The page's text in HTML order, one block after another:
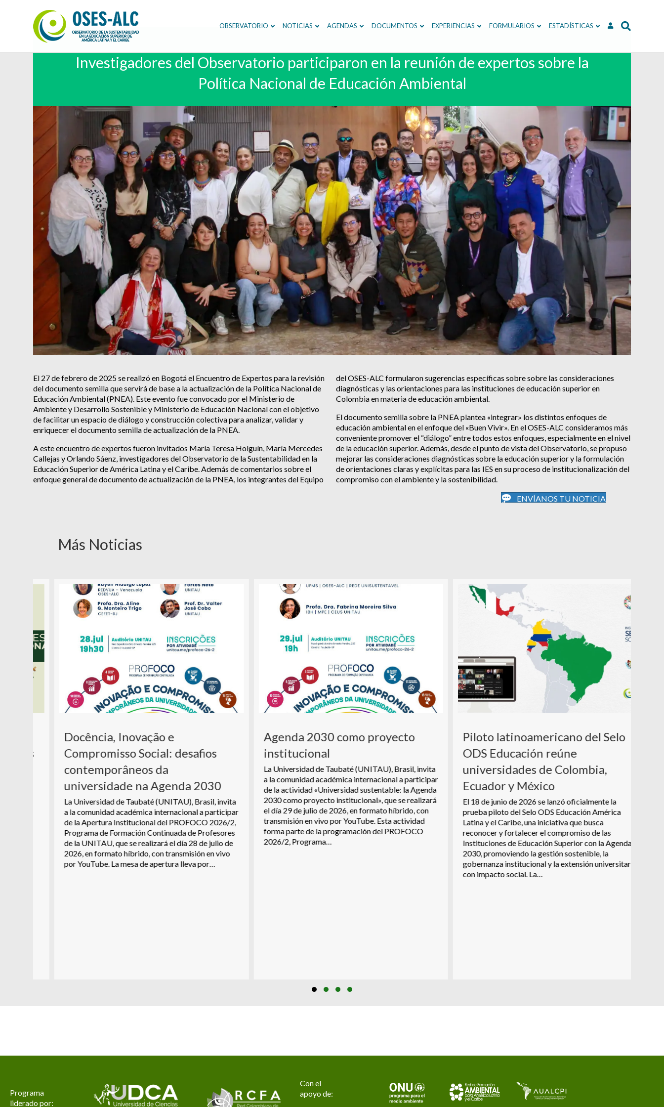
OBSERVATORIO NOTICIAS AGENDAS DOCUMENTOS EXPERIENCIAS FORMULARIOS ESTADÍSTICAS
Investigadores del Observatorio participaron en la reunión de expertos sobre la
Política Nacional de Educación Ambiental
El 27 de febrero de 2025 se realizó en Bogotá el Encuentro de Expertos para la revisión
del documento semilla que servirá de base a la actualización de la Política Nacional de
Educación Ambiental (PNEA). Este evento fue convocado por el Ministerio de
Ambiente y Desarrollo Sostenible y Ministerio de Educación Nacional con el objetivo
de facilitar un espacio de diálogo y construcción colectiva para analizar, validar y
enriquecer el documento semilla de actualización de la PNEA.
A este encuentro de expertos fueron invitados María Teresa Holguín, María Mercedes
Callejas y Orlando Sáenz, investigadores del Observatorio de la Sustentabilidad en la
Educación Superior de América Latina y el Caribe. Además de comentarios sobre el
enfoque general de documento de actualización de la PNEA, los integrantes del Equipo
del OSES-ALC formularon sugerencias específicas sobre sobre las consideraciones
diagnósticas y las orientaciones para las instituciones de educación superior en
Colombia en materia de educación ambiental.
El documento semilla sobre la PNEA plantea «integrar» los distintos enfoques de
educación ambiental en el enfoque del «Buen Vivir». En el OSES-ALC consideramos más
conveniente promover el “diálogo” entre todos estos enfoques, especialmente en el nivel
de la educación superior. Además, desde el punto de vista del Observatorio, se propuso
mejorar las consideraciones diagnósticas sobre la educación superior y la formulación
de orientaciones claras y explícitas para las IES en su proceso de institucionalización del
compromiso con el ambiente y la sostenibilidad.
ENVÍANOS TU NOTICIA
Más Noticias
Docência, Inovação e
Compromisso Social: desafios
contemporâneos da
universidade na Agenda 2030
La Universidad de Taubaté (UNITAU), Brasil, invita
a la comunidad académica internacional a participar
de la Apertura Institucional del PROFOCO 2026/2,
Programa de Formación Continuada de Profesores
de la UNITAU, que se realizará el día 28 de julio de
2026, en formato híbrido, con transmisión en vivo
por YouTube. La mesa de apertura lleva por…
Agenda 2030 como proyecto
institucional
La Universidad de Taubaté (UNITAU), Brasil, invita
a la comunidad académica internacional a participar
de la actividad «Universidad sustentable: la Agenda
2030 como proyecto institucional», que se realizará
el día 29 de julio de 2026, en formato híbrido, con
transmisión en vivo por YouTube. Esta actividad
forma parte de la programación del PROFOCO
2026/2, Programa…
Piloto latinoamericano del Selo
ODS Educación reúne
universidades de Colombia,
Ecuador y México
El 18 de junio de 2026 se lanzó oficialmente la
prueba piloto del Selo ODS Educación América
Latina y el Caribe, una iniciativa que busca
reconocer y fortalecer el compromiso de las
Instituciones de Educación Superior con la Agenda
2030, promoviendo la gestión sostenible, la
gobernanza institucional y la extensión universitaria
con impacto social. La…
Programa
liderado por:
Con el
apoyo de: